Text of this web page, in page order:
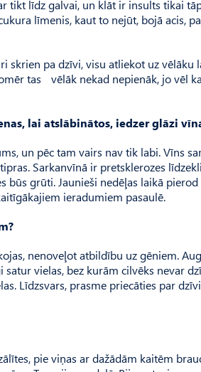
tikt līdz galvai, un klāt ir insults tikai
līmenis, kaut to nejūt, bojā acis,
skrien pa dzīvi, visu atliekot uz
tas vēlāk nekad nepienāk, jo vēl
lai atslābinātos, iedzer glāzi
un pēc tam vairs nav tik labi. Vīns
Sarkanvīnā ir pretsklerozes
grūti. Jaunieši nedēļas laikā
ieradumiem pasaulē.
nenoveļot atbildību uz gēniem.
vielas, bez kurām cilvēks nevar
Līdzsvars, prasme priecāties par
pie viņas ar dažādām kaitēm